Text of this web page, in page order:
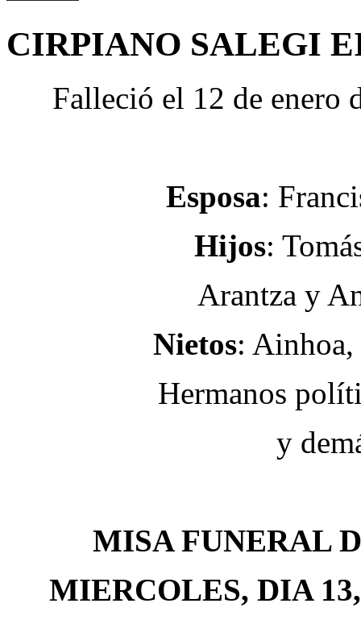
CIRPIANO SALEGI
Falleció el 12 de enero
Esposa:
Hijos:
Arantza y
Nietos:
Hermanos
y
MISA FUNERAL
MIERCOLES, DIA